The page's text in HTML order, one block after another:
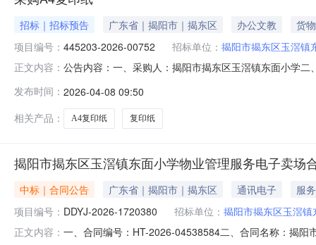
招标｜招标预告 广东省｜揭阳市｜揭东区 办公文教
货物
项目编号： 445203-2026-00752 招标单位： 揭阳市揭东区玉滘镇
正文内容： 公告内容：一、采购人：揭阳市揭东区玉滘镇东面小学
发布时间： 2026-04-08 09:50
相关产品：
A4复印纸 复印纸
揭阳市揭东区玉滘镇东面小学物业管理服务电子卖场
中标｜合同公告 广东省｜揭阳市｜揭东区 通讯电子
服务
项目编号： DDYJ-2026-1720380 招标单位： 揭阳市揭东区玉滘镇
正文内容： 一、合同编号：HT-2026-04538584二、合同名称：揭